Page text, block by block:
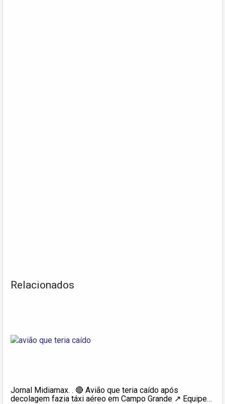
Relacionados
Jornal Midiamax. . 🔴 Avião que teria caído após
decolagem fazia táxi aéreo em Campo Grande ↗️ Equipes